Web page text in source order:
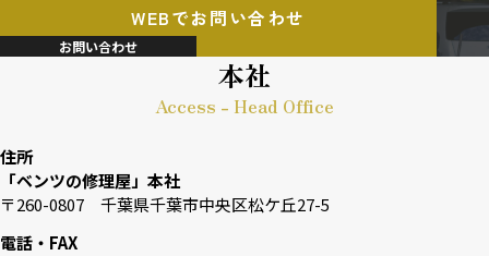
WEBでお問い合わせ
お問い合わせ
本社
Access - Head Office
住所
「ベンツの修理屋」本社
〒260-0807 千葉県千葉市中央区松ケ丘27-5
電話・FAX